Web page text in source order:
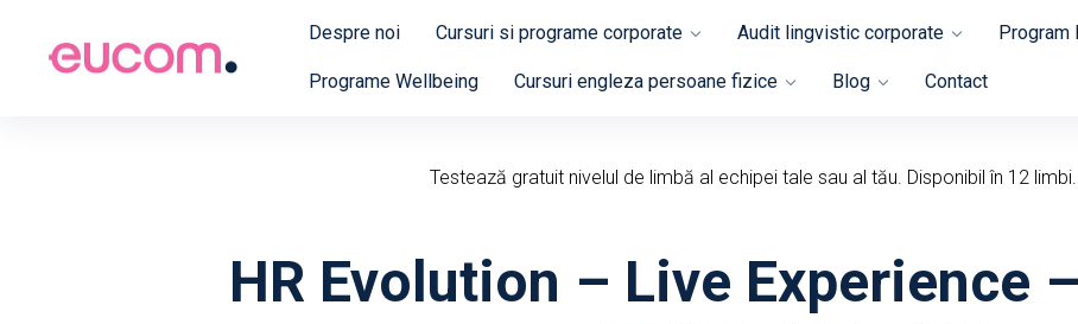
Despre noi Cursuri si programe corporate Audit lingvistic corporate Program
Programe Wellbeing Cursuri engleza persoane fizice Blog Contact
Testează gratuit nivelul de limbă al echipei tale sau al tău. Disponibil în 12 limbi.
HR Evolution – Live Experience